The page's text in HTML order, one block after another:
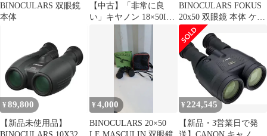
BINOCULARS 双眼鏡
本体
【中古】「非常に良
い」キヤノン 18×50IS
機能 BINOCULARS
18X50IS
BINOCULARS FOKUS
20x50 双眼鏡 本体 ケー
ス付き
¥ 89,800
【新品未使用品】
¥4,000
BINOCULARS 20×50
¥ 224,545
【新品・3営業日で発